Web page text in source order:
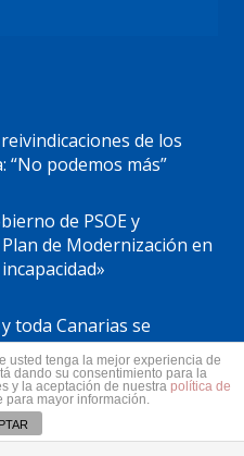
de los
“No podemos más”
de PSOE y
de Modernización en
toda Canarias se
no puede seguir sin
Estado”
usted tenga la mejor experiencia de
dando su consentimiento para la
y la aceptación de nuestra política de
para mayor información.